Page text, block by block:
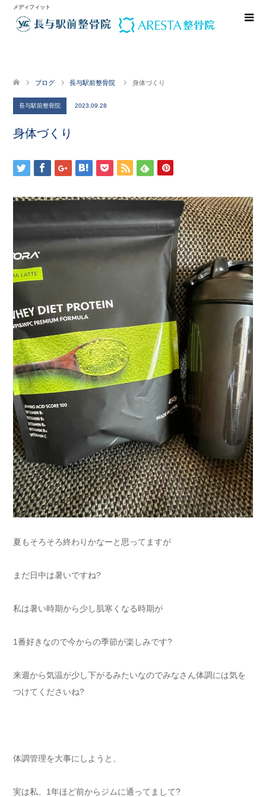
メディフィット
ブログ 長与駅前整骨院 身体づくり
長与駅前整骨院 2023.09.28
身体づくり
夏もそろそろ終わりかなーと思ってますが
まだ日中は暑いですね?
私は暑い時期から少し肌寒くなる時期が
1番好きなので今からの季節が楽しみです?
来週から気温が少し下がるみたいなのでみなさん体調には気を
つけてくださいね?
体調管理を大事にしようと、
実は私、1年ほど前からジムに通ってまして?